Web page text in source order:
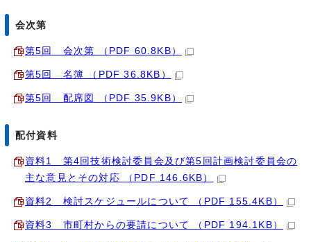
会次第
第5回 会次第 （PDF 60.8KB）
第5回 名簿 （PDF 36.8KB）
第5回 配席図 （PDF 35.9KB）
配付資料
資料1 第4回技術検討委員会及び第5回計画検討委員会の
主な意見とその対応 （PDF 146.6KB）
資料2 検討スケジュールについて （PDF 155.4KB）
資料3 市町村からの要請について （PDF 194.1KB）